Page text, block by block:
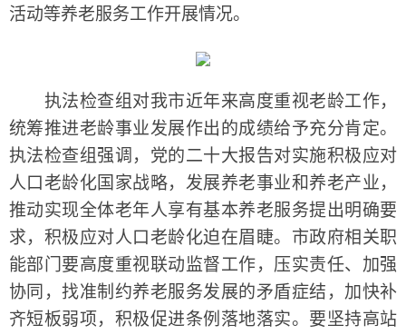
活动等养老服务工作开展情况。
执法检查组对我市近年来高度重视老龄工作，
统筹推进老龄事业发展作出的成绩给予充分肯定。
执法检查组强调，党的二十大报告对实施积极应对
人口老龄化国家战略，发展养老事业和养老产业，
推动实现全体老年人享有基本养老服务提出明确要
求，积极应对人口老龄化迫在眉睫。市政府相关职
能部门要高度重视联动监督工作，压实责任、加强
协同，找准制约养老服务发展的矛盾症结，加快补
齐短板弱项，积极促进条例落地落实。要坚持高站